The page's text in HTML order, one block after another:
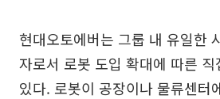
현대오토에버는 그룹 내 유일한
자로서 로봇 도입 확대에 따른
있다. 로봇이 공장이나 물류센터